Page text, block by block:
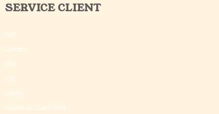
SERVICE CLIENT
FAQ
Contact
CGV
CGU
Crédits
©Outils du Coach 2018